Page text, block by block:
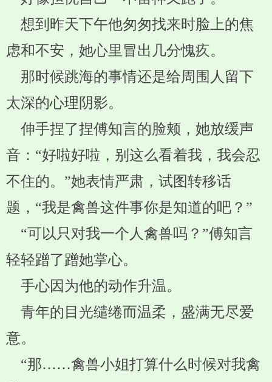
想到昨天下午他匆匆找来时脸上的焦
虑和不安，她心里冒出几分愧疚。
那时候跳海的事情还是给周围人留下
太深的心理阴影。
伸手捏了捏傅知言的脸颊，她放缓声
音：“好啦好啦，别这么看着我，我会忍
不住的。”她表情严肃，试图转移话
题，“我是禽兽这件事你是知道的吧？”
“可以只对我一个人禽兽吗？”傅知言
轻轻蹭了蹭她掌心。
手心因为他的动作升温。
青年的目光缱绻而温柔，盛满无尽爱
意。
“那……禽兽小姐打算什么时候对我禽